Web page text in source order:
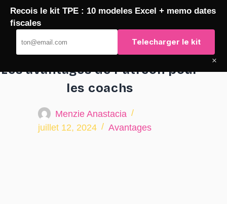
Passer
contenu
TaqTaq
Les avantages de Patreon pour
les coachs
Menzie Anastacia
juillet 12, 2024
Avantages
Recois le kit TPE : 10 modeles Excel + memo dates
fiscales
Telecharger le kit
×